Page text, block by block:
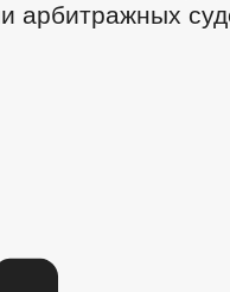
арбитражных